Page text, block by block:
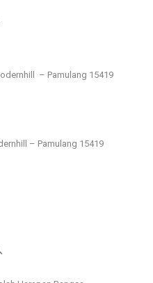
– Pamulang 15419
– Pamulang 15419